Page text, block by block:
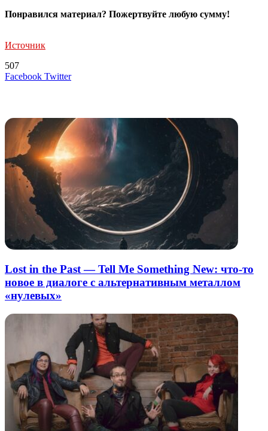
Понравился материал? Пожертвуйте любую сумму!
Источник
507
Facebook TwitterLinkedIn
Tumblr
Reddit
Вконтакте
Одноклассники
Skype
Messenger
Messenger
WhatsApp
Telegram
Viber
Line
Поделиться
Печатать
Lost in the Past — Tell Me Something New: что-то
новое в диалоге с альтернативным металлом
«нулевых»